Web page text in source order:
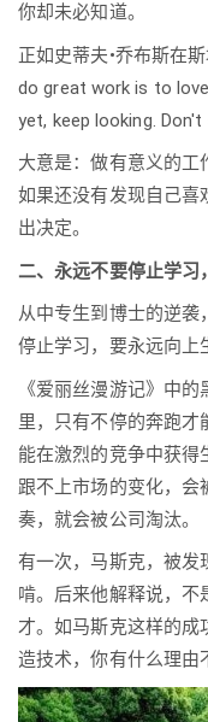
你却未必知道。
正如史蒂夫•乔布斯在
do great work is to
yet, keep looking. Don't
大意是：做有意义的工
如果还没有发现自己喜
出决定。
二、永远不要停止学习
从中专生到博士的逆
停止学习，要永远向上
《爱丽丝漫游记》中
里，只有不停的奔跑才
能在激烈的竞争中获得
跟不上市场的变化，会
奏，就会被公司淘汰。
有一次，马斯克，被发
啃。后来他解释说，不
才。如马斯克这样的成
造技术，你有什么理由